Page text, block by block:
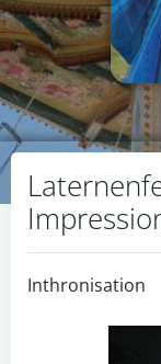
Inthronisation